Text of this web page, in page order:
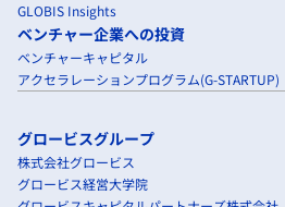
GLOBIS Insights
ベンチャー企業への投資
ベンチャーキャピタル
アクセラレーションプログラム(G-STARTUP)
グロービスグループ
株式会社グロービス
グロービス経営大学院